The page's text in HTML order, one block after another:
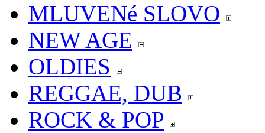
MLUVENé SLOVO
NEW AGE
OLDIES
REGGAE, DUB
ROCK & POP